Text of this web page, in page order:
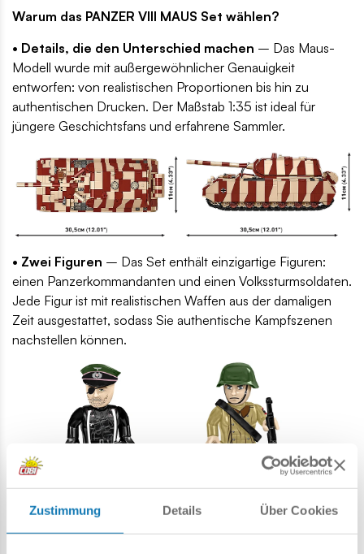
Zustimmung Details Über Cookies
Warum das PANZER VIII MAUS Set wählen?
• Details, die den Unterschied machen – Das Maus-
Modell wurde mit außergewöhnlicher Genauigkeit
entworfen: von realistischen Proportionen bis hin zu
authentischen Drucken. Der Maßstab 1:35 ist ideal für
jüngere Geschichtsfans und erfahrene Sammler.
• Zwei Figuren – Das Set enthält einzigartige Figuren:
einen Panzerkommandanten und einen Volkssturmsoldaten.
Jede Figur ist mit realistischen Waffen aus der damaligen
Zeit ausgestattet, sodass Sie authentische Kampfszenen
nachstellen können.